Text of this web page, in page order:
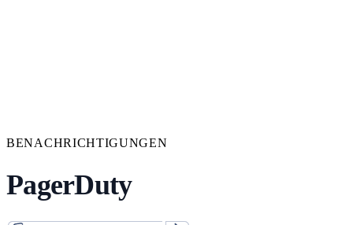
BENACHRICHTIGUNGEN
PagerDuty